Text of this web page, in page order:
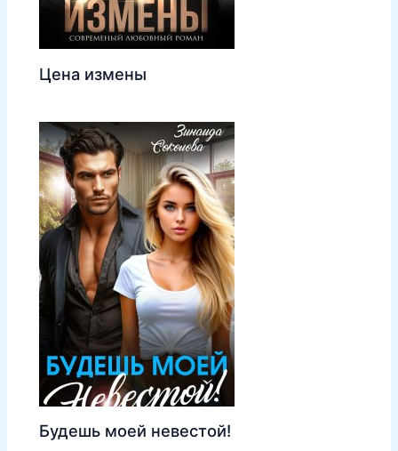
Цена измены
Будешь моей невестой!